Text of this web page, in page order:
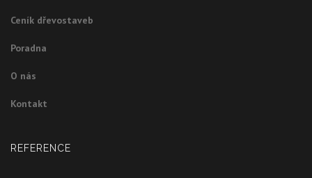
Ceník dřevostaveb
Poradna
O nás
Kontakt
REFERENCE